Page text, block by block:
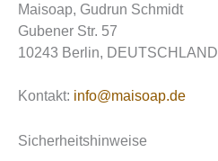
Maisoap, Gudrun Schmidt
Gubener Str. 57
10243 Berlin, DEUTSCHLAND
Kontakt: info@maisoap.de
Sicherheitshinweise